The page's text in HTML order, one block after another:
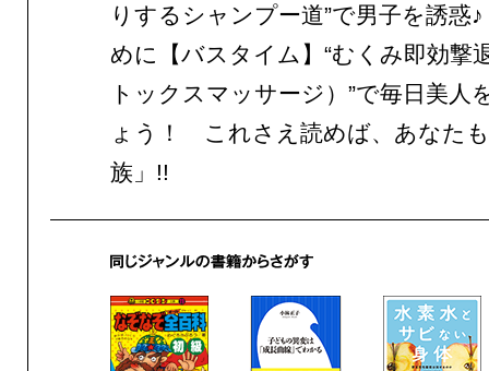
りするシャンプー道”で男子を誘
めに【バスタイム】“むくみ即効撃
トックスマッサージ）”で毎日美人
ょう！ これさえ読めば、あなた
族」!!